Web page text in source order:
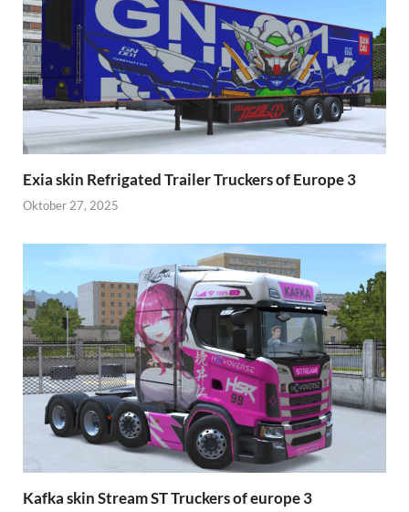
Exia skin Refrigated Trailer Truckers of Europe 3
Oktober 27, 2025
Kafka skin Stream ST Truckers of europe 3